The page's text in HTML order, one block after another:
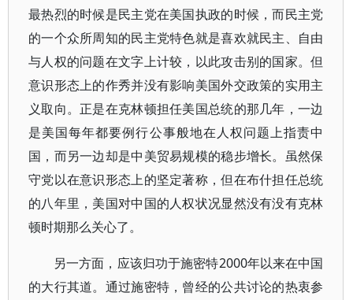
最热烈的时候是民主党在美国执政的时候，而民主党
的一个众所周知的民主党特色就是喜欢就民主、自由
与人权的问题在文字上计较，以此攻击别的国家。但
意识形态上的作秀并没有影响美国外交政策的实用主
义取向。正是在克林顿担任美国总统的那几年，一边
是美国每年都要例行公事般地在人权问题上指责中
国，而另一边却是中美贸易规模的稳步增长。虽然保
守党以在意识形态上的坚定著称，但在布什担任总统
的八年里，美国对中国的人权状况显然没有没有克林
顿时期那么关心了。
另一方面，应该归功于施密特2000年以来在中国
的大行其道。通过施密特，曾经的公共讨论的热衷参